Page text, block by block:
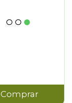
Comprar